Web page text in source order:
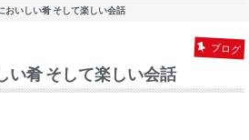
おいしい肴 そして楽しい会話
ブログ
い肴 そして楽しい会話